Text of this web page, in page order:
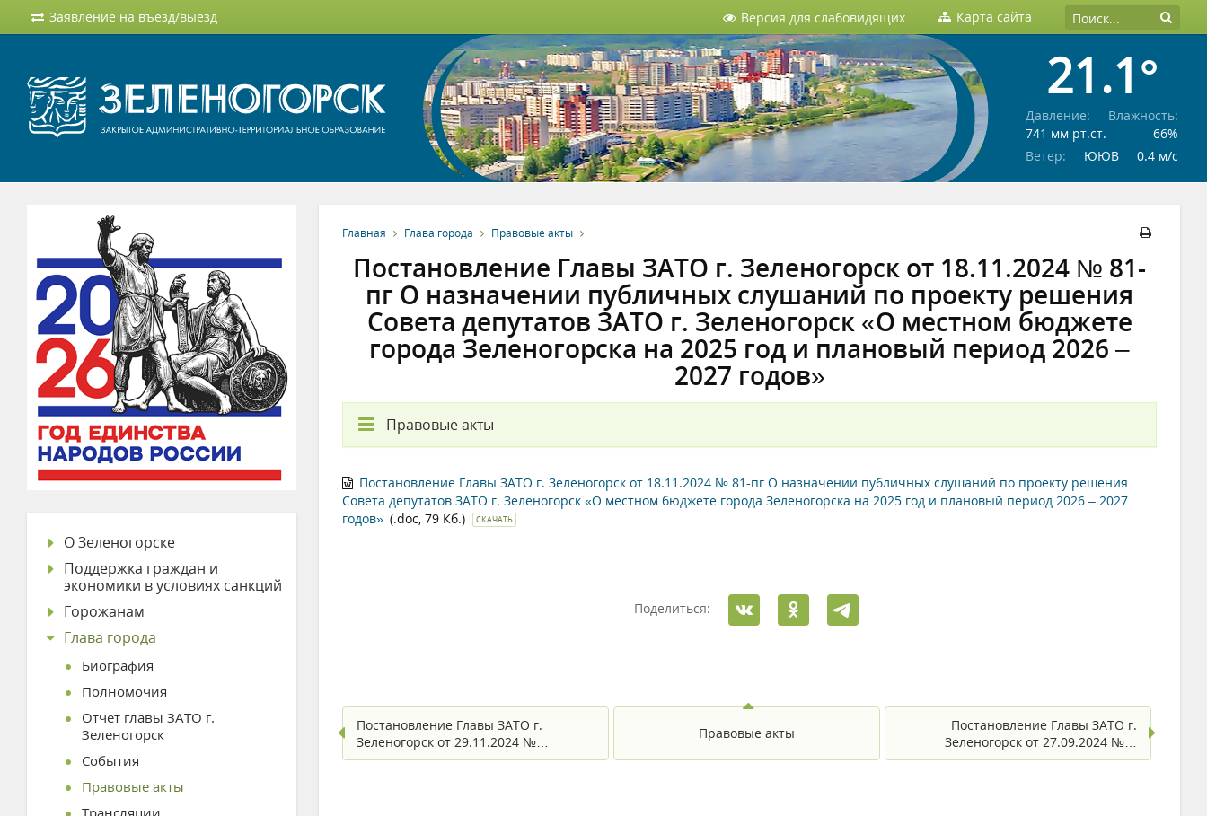
Заявление на въезд/выезд Версия для слабовидящих Карта сайта
21.1°
Давление:
741 мм рт.ст.
Влажность:
66%
Ветер:
ЮЮВ 0.4 м/c
Главная Глава города Правовые акты
Постановление Главы ЗАТО г. Зеленогорск от 18.11.2024 № 81-
пг О назначении публичных слушаний по проекту решения
Совета депутатов ЗАТО г. Зеленогорск «О местном бюджете
города Зеленогорска на 2025 год и плановый период 2026 –
2027 годов»
Правовые акты
Постановление Главы ЗАТО г. Зеленогорск от 18.11.2024 № 81-пг О назначении публичных слушаний по проекту решения
Совета депутатов ЗАТО г. Зеленогорск «О местном бюджете города Зеленогорска на 2025 год и плановый период 2026 – 2027
годов» (.doc, 79 Кб.) СКАЧАТЬ
Поделиться:
Постановление Главы ЗАТО г.
Зеленогорск от 29.11.2024 №…
Правовые акты
Постановление Главы ЗАТО г.
Зеленогорск от 27.09.2024 №…
О Зеленогорске
Поддержка граждан и
экономики в условиях санкций
Горожанам
Глава города
Биография
Полномочия
Отчет главы ЗАТО г.
Зеленогорск
События
Правовые акты
Трансляции